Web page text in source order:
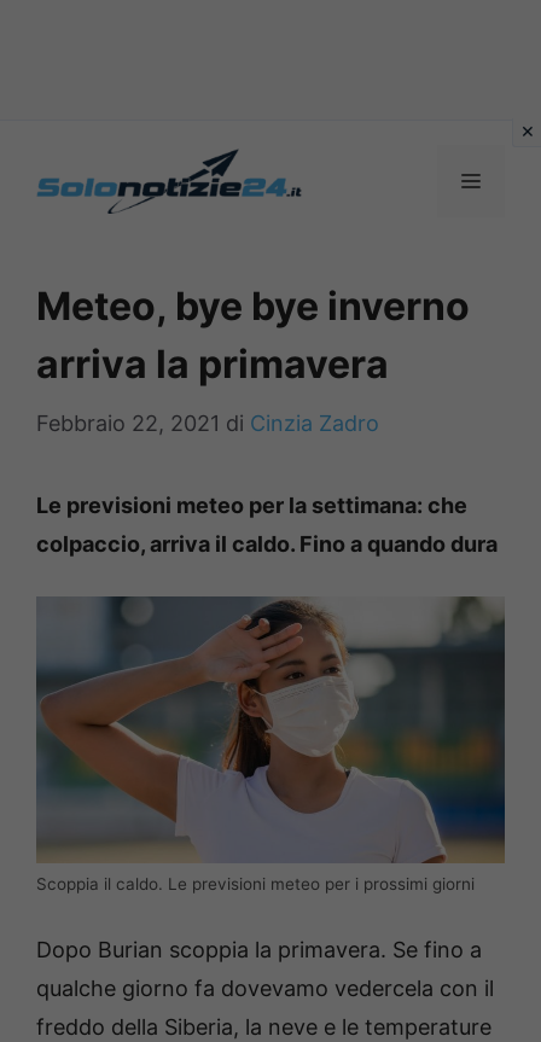
MENU
Meteo, bye bye inverno
arriva la primavera
Febbraio 22, 2021 di Cinzia Zadro
Le previsioni meteo per la settimana: che
colpaccio, arriva il caldo. Fino a quando dura
Scoppia il caldo. Le previsioni meteo per i prossimi giorni
Dopo Burian scoppia la primavera. Se fino a
qualche giorno fa dovevamo vedercela con il
freddo della Siberia, la neve e le temperature